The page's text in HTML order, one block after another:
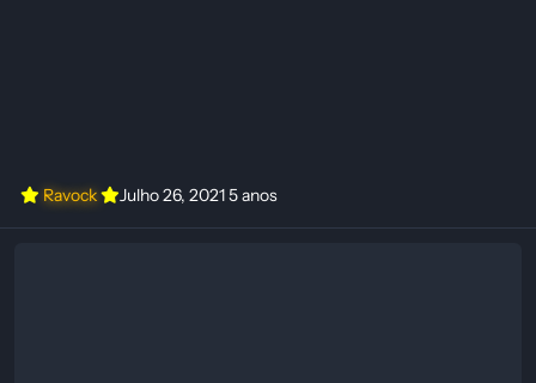
Ravock Julho 26, 20215 anos